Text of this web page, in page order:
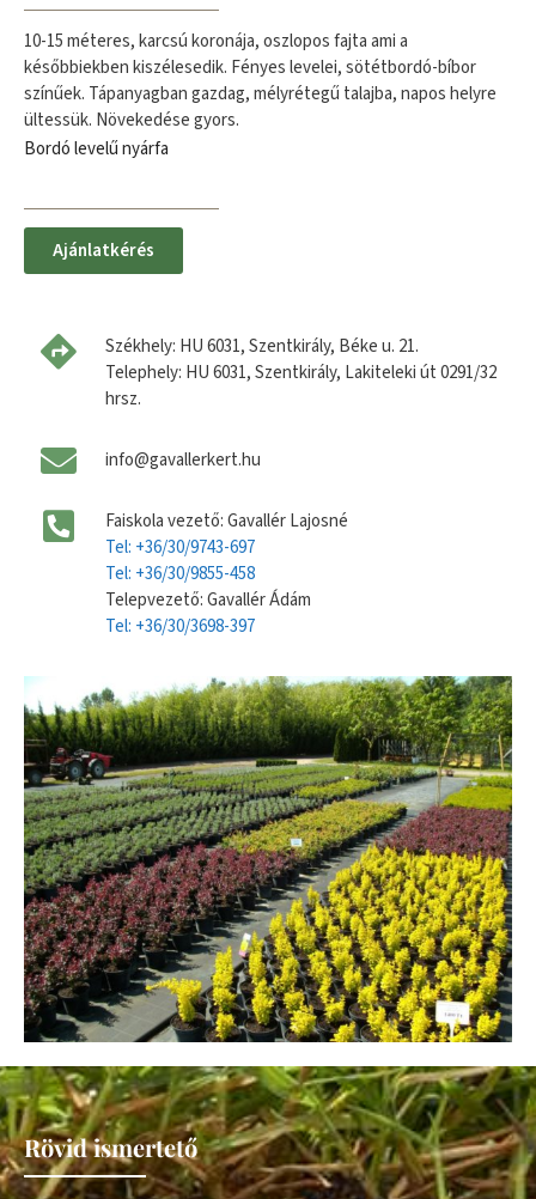
10-15 méteres, karcsú koronája, oszlopos fajta ami a
későbbiekben kiszélesedik. Fényes levelei, sötétbordó-bíbor
színűek. Tápanyagban gazdag, mélyrétegű talajba, napos helyre
ültessük. Növekedése gyors.
Bordó levelű nyárfa
Ajánlatkérés
Székhely: HU 6031, Szentkirály, Béke u. 21.
Telephely: HU 6031, Szentkirály, Lakiteleki út 0291/32
hrsz.
info@gavallerkert.hu
Faiskola vezető: Gavallér Lajosné
Tel: +36/30/9743-697
Tel: +36/30/9855-458
Telepvezető: Gavallér Ádám
Tel: +36/30/3698-397
Rövid ismertető